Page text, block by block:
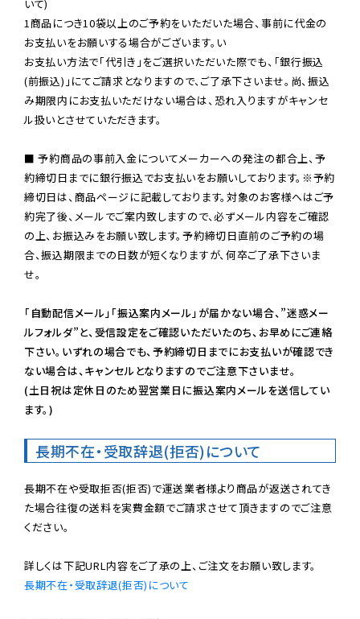
いて)
1商品につき10袋以上のご予約をいただいた場合、事前に代金の
お支払いをお願いする場合がございます。い
お支払い方法で「代引き」をご選択いただいた際でも、「銀行振込
(前振込)」にてご請求となりますので、ご了承下さいませ。尚、振込
み期限内にお支払いただけない場合は、恐れ入りますがキャンセ
ル扱いとさせていただきます。
■ 予約商品の事前入金についてメーカーへの発注の都合上、予
約締切日までに銀行振込でお支払いをお願いしております。※予約
締切日は、商品ページに記載しております。対象のお客様へはご予
約完了後、メールでご案内致しますので、必ずメール内容をご確認
の上、お振込みをお願い致します。予約締切日直前のご予約の場
合、振込期限までの日数が短くなりますが、何卒ご了承下さいま
せ。
「自動配信メール」「振込案内メール」が届かない場合、”迷惑メー
ルフォルダ”と、受信設定をご確認いただいたのち、お早めにご連絡
下さい。いずれの場合でも、予約締切日までにお支払いが確認でき
ない場合は、キャンセルとなりますのでご注意下さいませ。
(土日祝は定休日のため翌営業日に振込案内メールを送信してい
ます。)
長期不在・受取辞退(拒否)について
長期不在や受取拒否(拒否)で運送業者様より商品が返送されてき
た場合往復の送料を実費金額でご請求させて頂きますのでご注意
ください。
長期不在・受取辞退(拒否)について